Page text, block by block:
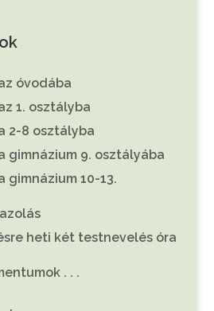
óvodába
1. osztályba
2-8 osztályba
gimnázium 9. osztályába
gimnázium 10-13.
heti két testnevelés óra
. . .